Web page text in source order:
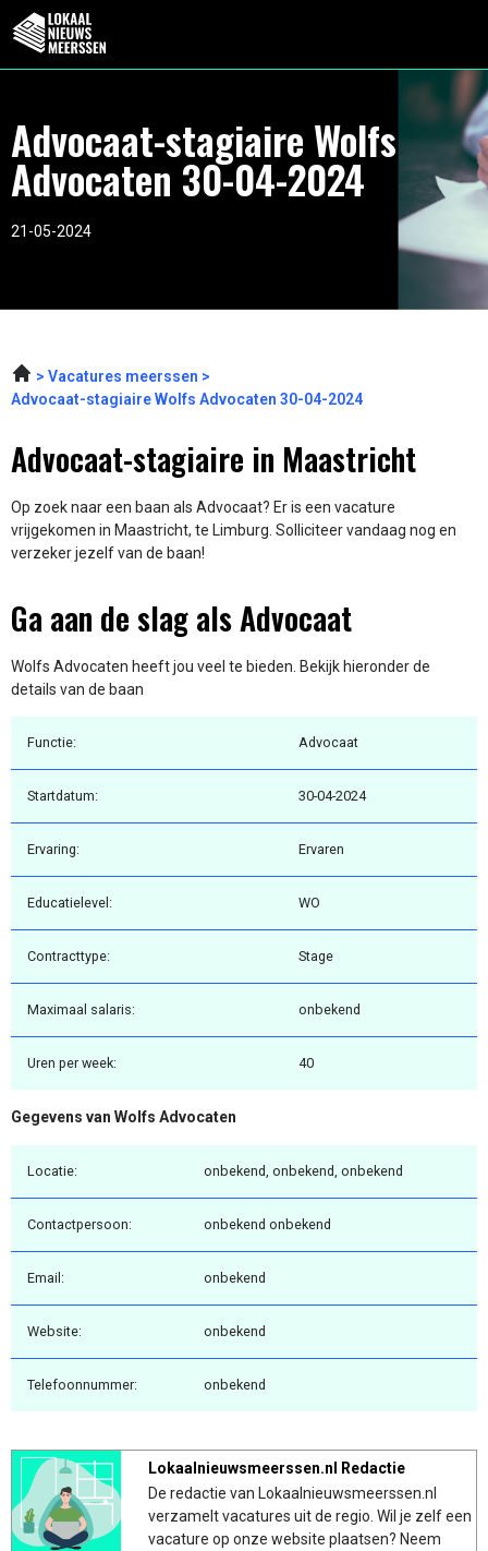
Advocaat-stagiaire Wolfs
Advocaten 30-04-2024
21-05-2024
Vacatures meerssen
Advocaat-stagiaire Wolfs Advocaten 30-04-2024
Advocaat-stagiaire in Maastricht
Op zoek naar een baan als Advocaat? Er is een vacature
vrijgekomen in Maastricht, te Limburg. Solliciteer vandaag nog en
verzeker jezelf van de baan!
Ga aan de slag als Advocaat
Wolfs Advocaten heeft jou veel te bieden. Bekijk hieronder de
details van de baan
Functie: Advocaat
Startdatum: 30-04-2024
Ervaring: Ervaren
Educatielevel: WO
Contracttype: Stage
Maximaal salaris: onbekend
Uren per week: 40
Gegevens van Wolfs Advocaten
Locatie: onbekend, onbekend, onbekend
Contactpersoon: onbekend onbekend
Email: onbekend
Website: onbekend
Telefoonnummer: onbekend
Lokaalnieuwsmeerssen.nl Redactie
De redactie van Lokaalnieuwsmeerssen.nl
verzamelt vacatures uit de regio. Wil je zelf een
vacature op onze website plaatsen? Neem